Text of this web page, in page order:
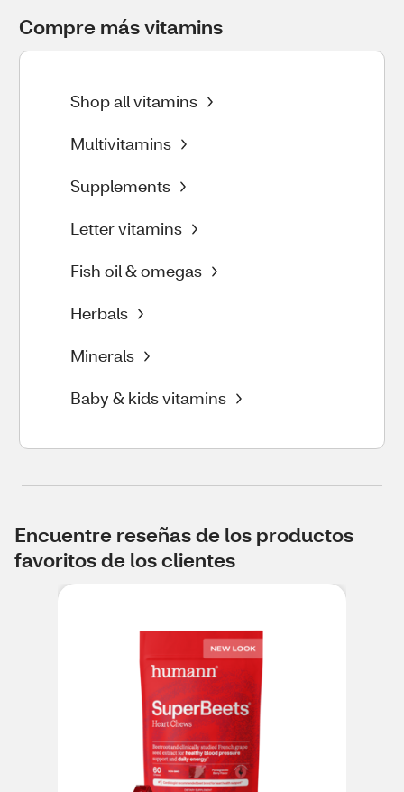
Compre más vitamins
Shop all vitamins
Multivitamins
Supplements
Letter vitamins
Fish oil & omegas
Herbals
Minerals
Baby & kids vitamins
Encuentre reseñas de los productos
favoritos de los clientes